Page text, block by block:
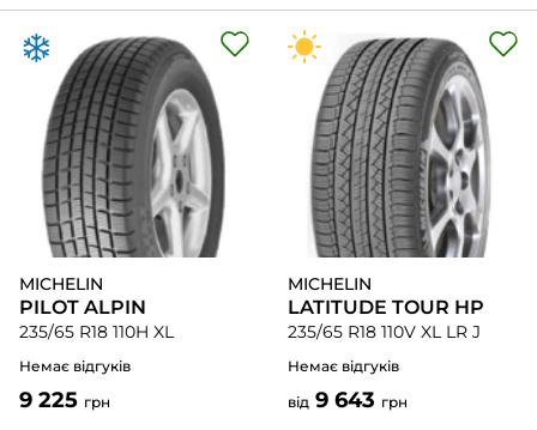
MICHELIN
PILOT ALPIN
235/65 R18 110H XL
Немає відгуків
9 225 грн
MICHELIN
LATITUDE TOUR HP
235/65 R18 110V XL LR J
Немає відгуків
від 9 643 грн